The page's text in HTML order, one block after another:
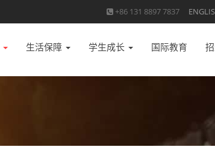
+86 131 8897 7837
生活保障 学生成长 国际教育